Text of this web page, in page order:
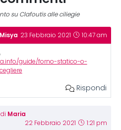
su Clafoutis alle ciliegie
Misya 23 Febbraio 2021 10:47 am
guide/forno-statico-o-
Rispondi
Maria
22 Febbraio 2021 1:21 pm